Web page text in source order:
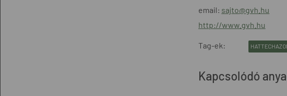
email: sajto@gvh.hu
http://www.gvh.hu
Tag-ek:
Kapcsolódó